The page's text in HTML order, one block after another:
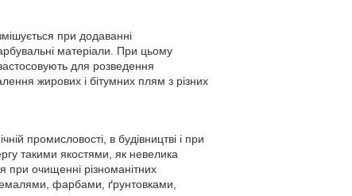
при додаванні
матеріали. При цьому
для розведення
жирових і бітумних плям з різних
промисловості, в будівництві і при
такими якостями, як невелика
при очищенні різноманітних
емалями, фарбами, ґрунтовками,